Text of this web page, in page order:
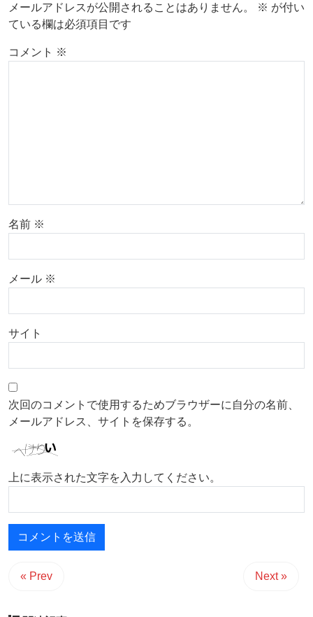
メールアドレスが公開されることはありません。 ※ が付い
ている欄は必須項目です
コメント ※
名前 ※
メール ※
サイト
次回のコメントで使用するためブラウザーに自分の名前、
メールアドレス、サイトを保存する。
上に表示された文字を入力してください。
« Prev Next »